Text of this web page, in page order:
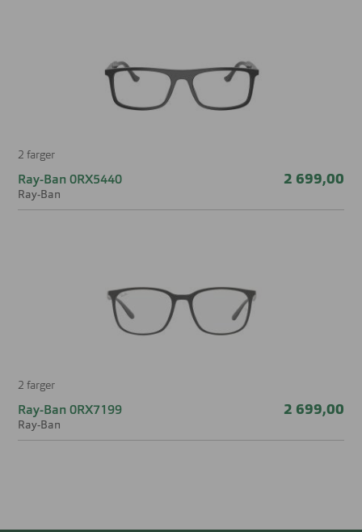
2 farger
Ray-Ban 0RX5440
Ray-Ban
2 699,00
2 farger
Ray-Ban 0RX7199
Ray-Ban
2 699,00